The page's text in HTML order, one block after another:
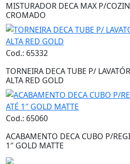
MISTURADOR DECA MAX P/
CROMADO
Cod.: 65332
TORNEIRA DECA TUBE P/
ALTA RED GOLD
Cod.: 65060
ACABAMENTO DECA CUBO P/
1″ GOLD MATTE